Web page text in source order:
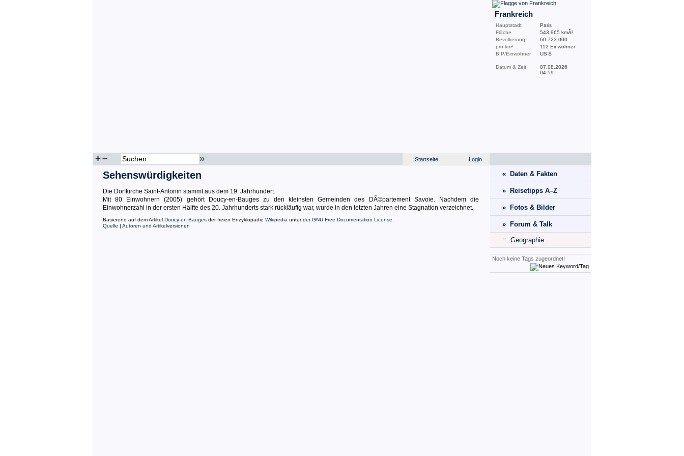
Frankreich
Hauptstadt
Paris
Fläche
543.965 kmÂ²
Bevölkerung
60.723.000
pro km²
112 Einwohner
BIP/Einwohner
US-$
Datum & Zeit
07.08.2026
04:59
+– » Login
Startseite
Sehenswürdigkeiten
Die Dorfkirche Saint-Antonin stammt aus dem 19. Jahrhundert.
Mit 80 Einwohnern (2005) gehört Doucy-en-Bauges zu den kleinsten Gemeinden des DÃ©partement Savoie. Nachdem die
Einwohnerzahl in der ersten Hälfte des 20. Jahrhunderts stark rückläufig war, wurde in den letzten Jahren eine Stagnation verzeichnet.
Basierend auf dem Artikel Doucy-en-Bauges der freien Enzyklopädie Wikipedia unter derGNU Free Documentation License
Quelle | Autoren und Artikelversionen
« Daten & Fakten
» Reisetipps A–Z
» Fotos & Bilder
» Forum & Talk
≡ Geographie
Noch keine Tags zugeordnet!